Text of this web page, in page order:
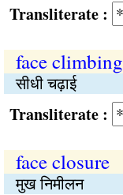
:
face climbing
सीधी चढ़ाई
:
face closure
मुख निमीलन